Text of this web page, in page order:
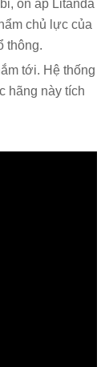
ổn áp Litanda
chủ lực của
thông.
tới. Hệ thống
hãng này tích